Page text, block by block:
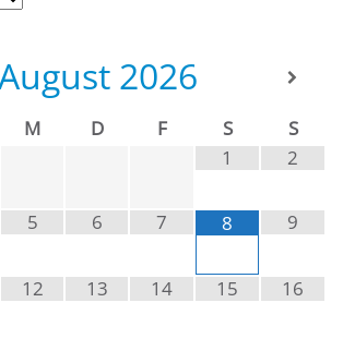
2026
M D F S
S
1
2
5 6 7 8 9
12 13 14 15 16